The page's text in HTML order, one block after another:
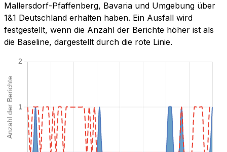
Mallersdorf-Pfaffenberg, Bavaria und Umgebung über
1&1 Deutschland erhalten haben. Ein Ausfall wird
festgestellt, wenn die Anzahl der Berichte höher ist als
die Baseline, dargestellt durch die rote Linie.